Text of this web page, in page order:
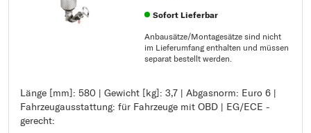
Sofort Lieferbar
Anbausätze/Montagesätze sind nicht
im Lieferumfang enthalten und müssen
separat bestellt werden.
Länge [mm]: 580 | Gewicht [kg]: 3,7 | Abgasnorm: Euro 6 |
Fahrzeugausstattung: für Fahrzeuge mit OBD | EG/ECE -
gerecht:
Länge [mm]: 580
Gewicht [kg]: 3,7
Abgasnorm: Euro 6